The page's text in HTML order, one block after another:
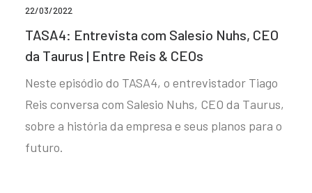
22/03/2022
TASA4: Entrevista com Salesio Nuhs, CEO
da Taurus | Entre Reis & CEOs
Neste episódio do TASA4, o entrevistador Tiago
Reis conversa com Salesio Nuhs, CEO da Taurus,
sobre a história da empresa e seus planos para o
futuro.